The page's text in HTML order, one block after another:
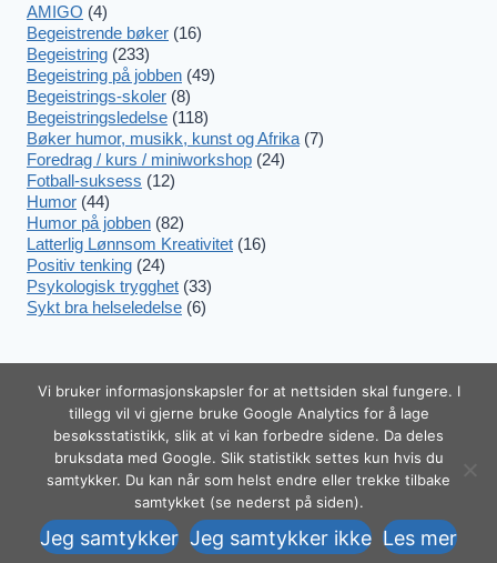
AMIGO (4)
Begeistrende bøker (16)
Begeistring (233)
Begeistring på jobben (49)
Begeistrings-skoler (8)
Begeistringsledelse (118)
Bøker humor, musikk, kunst og Afrika (7)
Foredrag / kurs / miniworkshop (24)
Fotball-suksess (12)
Humor (44)
Humor på jobben (82)
Latterlig Lønnsom Kreativitet (16)
Positiv tenking (24)
Psykologisk trygghet (33)
Sykt bra helseledelse (6)
Trekk
tilbake
© 2026 Begeistring.no! – Melhus
Communication as Org.nr 988 399 019 –
Tel. +47 920 555 88
Vi bruker informasjonskapsler for at nettsiden skal fungere. I
tillegg vil vi gjerne bruke Google Analytics for å lage
besøksstatistikk, slik at vi kan forbedre sidene. Da deles
bruksdata med Google. Slik statistikk settes kun hvis du
samtykker. Du kan når som helst endre eller trekke tilbake
samtykket (se nederst på siden).
Jeg samtykker Jeg samtykker ikke Les mer